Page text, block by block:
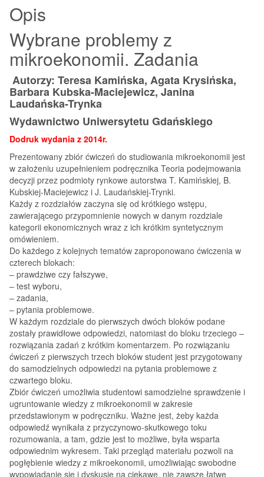
Opis
Wybrane problemy z
mikroekonomii. Zadania
Autorzy: Teresa Kamińska, Agata Krysińska,
Barbara Kubska-Maciejewicz, Janina
Laudańska-Trynka
Wydawnictwo Uniwersytetu Gdańskiego
Dodruk wydania z 2014r.
Prezentowany zbiór ćwiczeń do studiowania mikroekonomii jest
w założeniu uzupełnieniem podręcznika Teoria podejmowania
decyzji przez podmioty rynkowe autorstwa T. Kamińskiej, B.
Kubskiej-Maciejewicz i J. Laudańskiej-Trynki.
Każdy z rozdziałów zaczyna się od krótkiego wstępu,
zawierającego przypomnienie nowych w danym rozdziale
kategorii ekonomicznych wraz z ich krótkim syntetycznym
omówieniem.
Do każdego z kolejnych tematów zaproponowano ćwiczenia w
czterech blokach:
– prawdziwe czy fałszywe,
– test wyboru,
– zadania,
– pytania problemowe.
W każdym rozdziale do pierwszych dwóch bloków podane
zostały prawidłowe odpowiedzi, natomiast do bloku trzeciego –
rozwiązania zadań z krótkim komentarzem. Po rozwiązaniu
ćwiczeń z pierwszych trzech bloków student jest przygotowany
do samodzielnych odpowiedzi na pytania problemowe z
czwartego bloku.
Zbiór ćwiczeń umożliwia studentowi samodzielne sprawdzenie i
ugruntowanie wiedzy z mikroekonomii w zakresie
przedstawionym w podręczniku. Ważne jest, żeby każda
odpowiedź wynikała z przyczynowo-skutkowego toku
rozumowania, a tam, gdzie jest to możliwe, była wsparta
odpowiednim wykresem. Taki przegląd materiału pozwoli na
pogłębienie wiedzy z mikroekonomii, umożliwiając swobodne
wypowiadanie się i dyskusję na ciekawe, nie zawsze łatwe